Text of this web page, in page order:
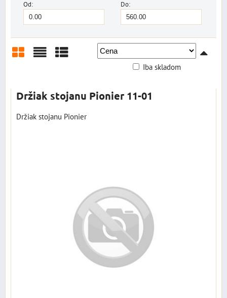
Od: Do:
Iba skladom
Držiak stojanu Pionier 11-01
Držiak stojanu Pionier